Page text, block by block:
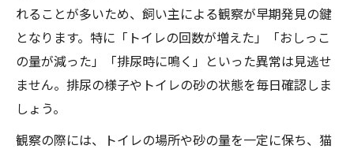
れることが多いため、飼い主による観察が早期発見の鍵
となります。特に「トイレの回数が増えた」「おしっこ
の量が減った」「排尿時に鳴く」といった異常は見逃せ
ません。排尿の様子やトイレの砂の状態を毎日確認しま
しょう。
観察の際には、トイレの場所や砂の量を一定に保ち、猫